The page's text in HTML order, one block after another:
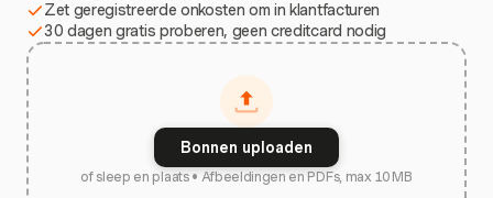
Zet geregistreerde onkosten om in klantfacturen
30 dagen gratis proberen, geen creditcard nodig
Bonnen uploaden
of sleep en plaats • Afbeeldingen en PDFs, max 10 MB